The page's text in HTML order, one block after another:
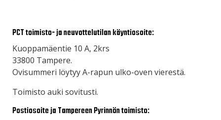
PCT toimisto- ja neuvottelutilan käyntiosoite:
Kuoppamäentie 10 A, 2krs
33800 Tampere.
Ovisummeri löytyy A-rapun ulko-oven vierestä.
Toimisto auki sovitusti.
Postiosoite ja Tampereen Pyrinnön toimisto: